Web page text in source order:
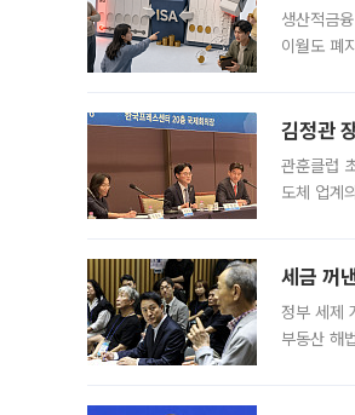
생산적금
이월도 폐
김정관
관훈클럽
도체 업계
세금 꺼
정부 세제
부동산 해